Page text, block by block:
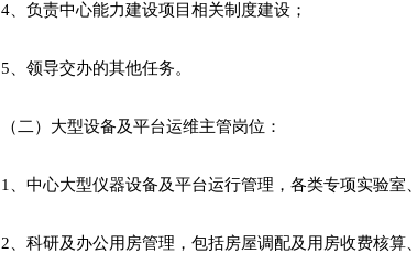
4、负责中心能力建设项目相关制度建设；
5、领导交办的其他任务。
（二）大型设备及平台运维主管岗位：
1、中心大型仪器设备及平台运行管理，各类专项实验室
2、科研及办公用房管理，包括房屋调配及用房收费核算